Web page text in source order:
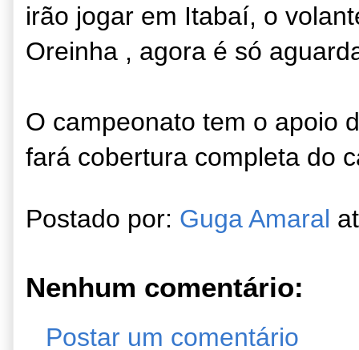
irão jogar em Itabaí, o
Oreinha , agora é só
O campeonato tem o apoio
fará cobertura completa do
Postado por: Guga Amaral
Nenhum comentário:
Postar um comentário